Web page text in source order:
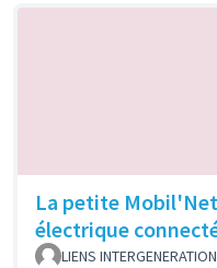
La petite
électrique
LIENS